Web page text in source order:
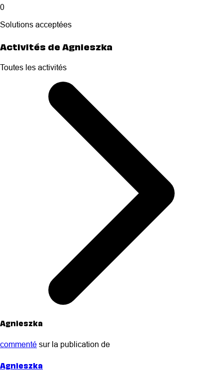
0
Solutions acceptées
Activités de Agnieszka
Toutes les activités
Agnieszka
commenté sur la publication de
Agnieszka